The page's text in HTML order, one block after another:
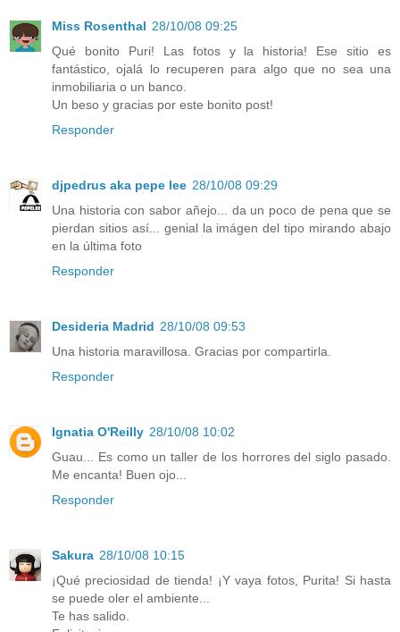
Miss Rosenthal 28/10/08 09:25
Qué bonito Puri! Las fotos y la historia! Ese sitio es
fantástico, ojalá lo recuperen para algo que no sea una
inmobiliaria o un banco.
Un beso y gracias por este bonito post!
Responder
djpedrus aka pepe lee 28/10/08 09:29
Una historia con sabor añejo... da un poco de pena que se
pierdan sitios así... genial la imágen del tipo mirando abajo
en la última foto
Responder
Desideria Madrid 28/10/08 09:53
Una historia maravillosa. Gracias por compartirla.
Responder
Ignatia O'Reilly 28/10/08 10:02
Guau... Es como un taller de los horrores del siglo pasado.
Me encanta! Buen ojo...
Responder
Sakura 28/10/08 10:15
¡Qué preciosidad de tienda! ¡Y vaya fotos, Purita! Si hasta
se puede oler el ambiente...
Te has salido.